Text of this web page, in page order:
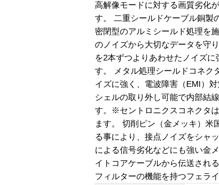
高解像モードに対する画質劣化
す。 二重シールドケーブル銅製
密閉型のアルミシールド処理を
のノイズから大切なデータを守
を2本ずつよりあわせたノイズ
す。 メタル処理シールドコネク
イズに強く、電波障害（EMI）
シェルの取り外し可能で内部結
す。※セントロニクスコネクタ
ます。 切削ピン（金メッキ）米
る事により、接点ノイズをシャ
による信号劣化などにも強い金
イトコアケーブルから伝送され
フィルターの機能を持つフェラ